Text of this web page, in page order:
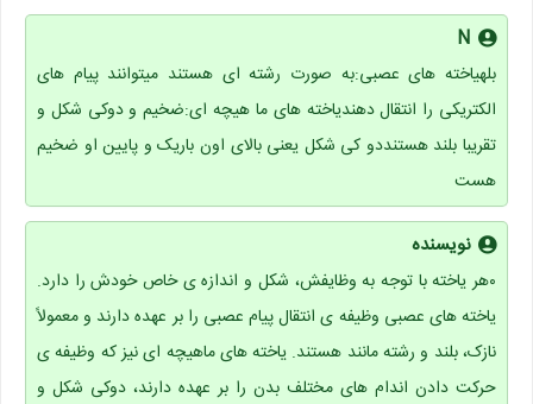
N
بلهیاخته های عصبی:به صورت رشته ای هستند میتوانند پیام های
الکتریکی را انتقال دهندیاخته های ما هیچه ای:ضخیم و دوکی شکل و
تقریبا بلند هستنددو کی شکل یعنی بالای اون باریک و پایین او ضخیم
هست
نویسنده
۰هر یاخته با توجه به وظایفش، شکل و اندازه ی خاص خودش را دارد.
یاخته های عصبی وظیفه ی انتقال پیام عصبی را بر عهده دارند و معمولاً
نازک، بلند و رشته مانند هستند. یاخته های ماهیچه ای نیز که وظیفه ی
حرکت دادن اندام های مختلف بدن را بر عهده دارند، دوکی شکل و